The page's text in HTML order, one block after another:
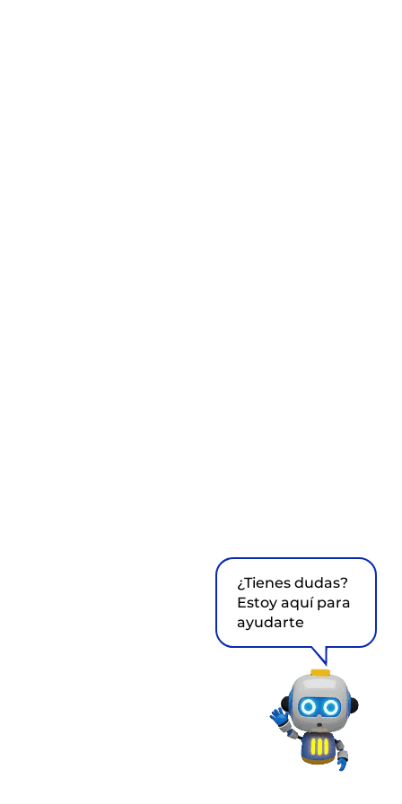
¿Tienes dudas?
Estoy aquí para
ayudarte